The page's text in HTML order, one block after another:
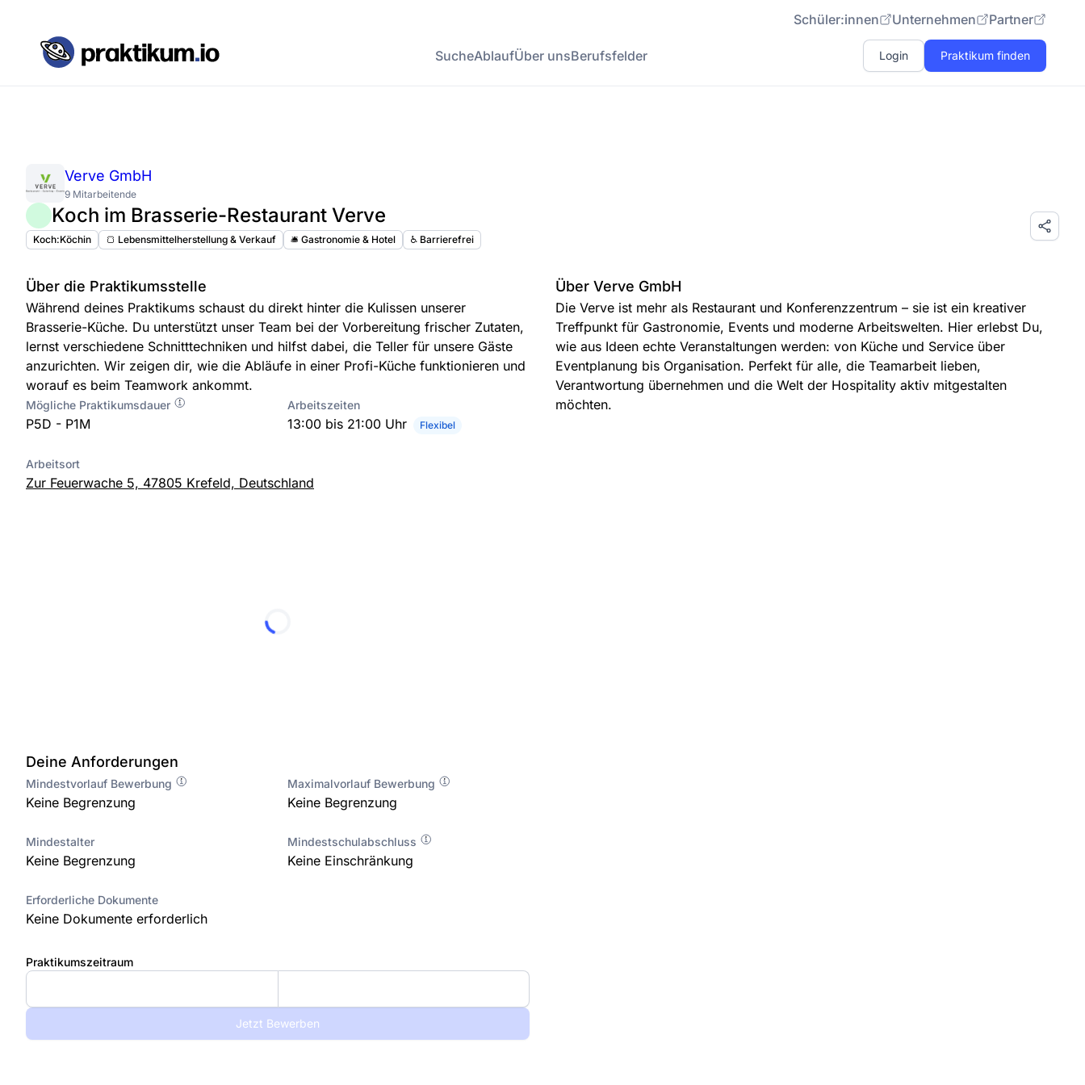
Schüler:innen Unternehmen Partner
SucheAblaufÜber unsBerufsfelder Login Praktikum finden
Verve GmbH
9 Mitarbeitende
Koch im Brasserie-Restaurant Verve
Koch:Köchin 🍞 Lebensmittelherstellung & Verkauf 🛎️ Gastronomie & Hotel ♿️ Barrierefrei
Über die Praktikumsstelle
Während deines Praktikums schaust du direkt hinter die Kulissen unserer
Brasserie-Küche. Du unterstützt unser Team bei der Vorbereitung frischer Zutaten,
lernst verschiedene Schnitttechniken und hilfst dabei, die Teller für unsere Gäste
anzurichten. Wir zeigen dir, wie die Abläufe in einer Profi-Küche funktionieren und
worauf es beim Teamwork ankommt.
Mögliche Praktikumsdauer
P5D - P1M
Arbeitszeiten
13:00 bis 21:00 Uhr Flexibel
Arbeitsort
Zur Feuerwache 5, 47805 Krefeld, Deutschland
Deine Anforderungen
Mindestvorlauf Bewerbung
Keine Begrenzung
Maximalvorlauf Bewerbung
Keine Begrenzung
Mindestalter
Keine Begrenzung
Mindestschulabschluss
Keine Einschränkung
Erforderliche Dokumente
Keine Dokumente erforderlich
Über Verve GmbH
Die Verve ist mehr als Restaurant und Konferenzzentrum – sie ist ein kreativer
Treffpunkt für Gastronomie, Events und moderne Arbeitswelten. Hier erlebst Du,
wie aus Ideen echte Veranstaltungen werden: von Küche und Service über
Eventplanung bis Organisation. Perfekt für alle, die Teamarbeit lieben,
Verantwortung übernehmen und die Welt der Hospitality aktiv mitgestalten
möchten.
Praktikumszeitraum
Jetzt Bewerben